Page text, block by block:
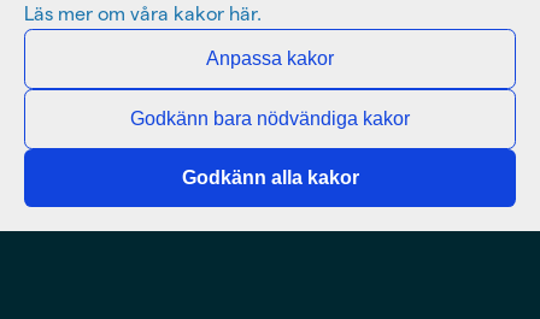
Läs mer om våra kakor här.
Anpassa kakor
Godkänn bara nödvändiga kakor
Godkänn alla kakor